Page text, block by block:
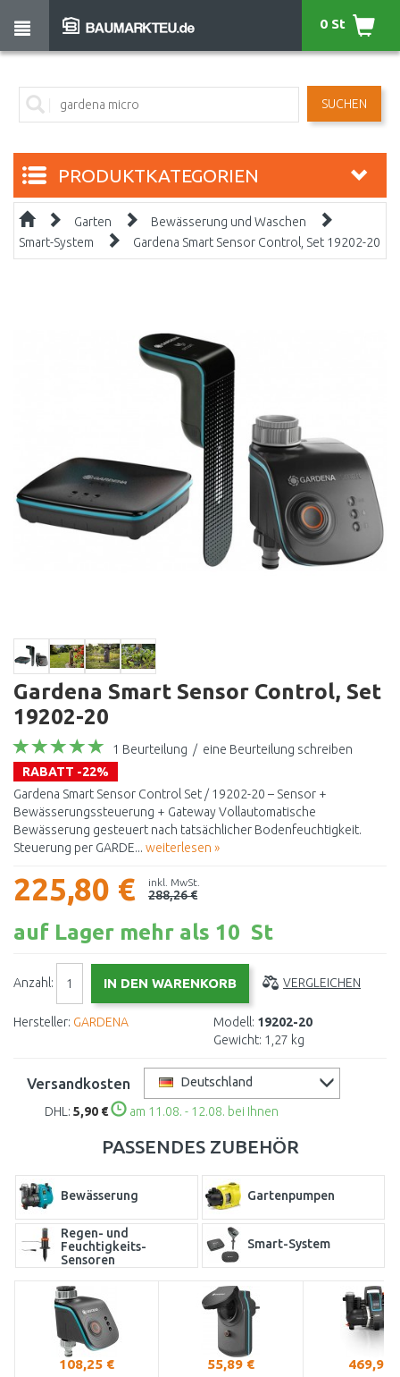
SUCHEN
0 St
PRODUKTKATEGORIEN
Garten
Bewässerung und Waschen
Smart-System
Gardena Smart Sensor Control, Set 19202-20
Gardena Smart Sensor Control, Set
19202-20
1 Beurteilung / eine Beurteilung schreiben
RABATT -22%
Gardena Smart Sensor Control Set / 19202-20 – Sensor +
Bewässerungssteuerung + Gateway Vollautomatische
Bewässerung gesteuert nach tatsächlicher Bodenfeuchtigkeit.
Steuerung per GARDE... weiterlesen »
225,80 € inkl. MwSt.
288,26 €
auf Lager mehr als 10 St
Anzahl: VERGLEICHEN
Hersteller: GARDENA Modell: 19202-20
Gewicht: 1,27 kg
Versandkosten Deutschland
DHL: 5,90 € am 11.08. - 12.08. bei Ihnen
PASSENDES ZUBEHÖR
Bewässerung Gartenpumpen
Regen- und
Feuchtigkeits-
Sensoren
Smart-System
108,25 € 55,89 € 469,95